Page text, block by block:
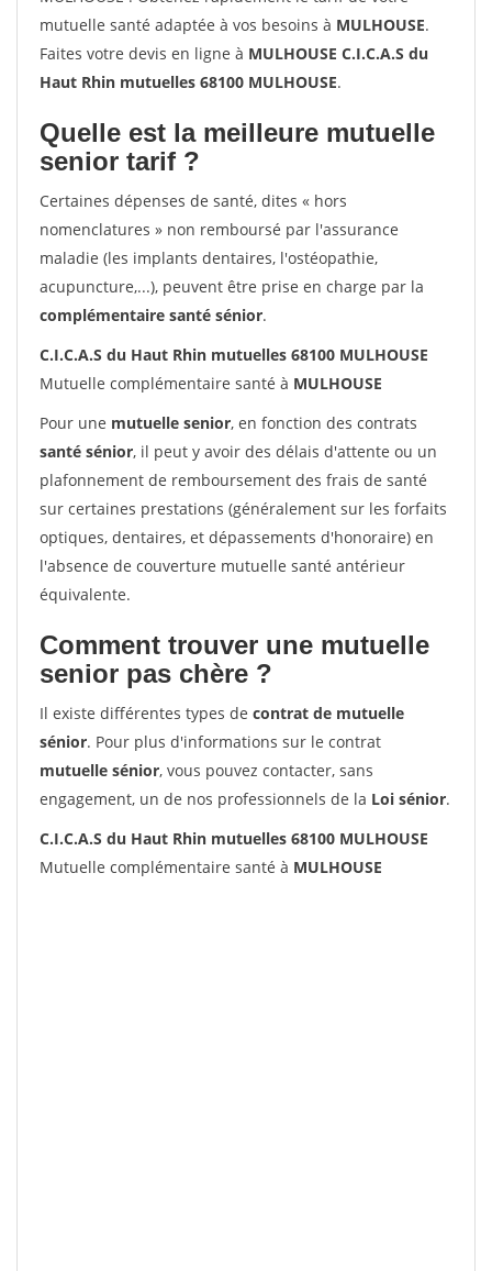
mutuelle santé adaptée à vos besoins à MULHOUSE.
Faites votre devis en ligne à MULHOUSE C.I.C.A.S du
Haut Rhin mutuelles 68100 MULHOUSE.
Quelle est la meilleure mutuelle
senior tarif ?
Certaines dépenses de santé, dites « hors
nomenclatures » non remboursé par l'assurance
maladie (les implants dentaires, l'ostéopathie,
acupuncture,...), peuvent être prise en charge par la
complémentaire santé sénior.
C.I.C.A.S du Haut Rhin mutuelles 68100 MULHOUSE
Mutuelle complémentaire santé à MULHOUSE
Pour une mutuelle senior, en fonction des contrats
santé sénior, il peut y avoir des délais d'attente ou un
plafonnement de remboursement des frais de santé
sur certaines prestations (généralement sur les forfaits
optiques, dentaires, et dépassements d'honoraire) en
l'absence de couverture mutuelle santé antérieur
équivalente.
Comment trouver une mutuelle
senior pas chère ?
Il existe différentes types de contrat de mutuelle
sénior. Pour plus d'informations sur le contrat
mutuelle sénior, vous pouvez contacter, sans
engagement, un de nos professionnels de la Loi sénior.
C.I.C.A.S du Haut Rhin mutuelles 68100 MULHOUSE
Mutuelle complémentaire santé à MULHOUSE